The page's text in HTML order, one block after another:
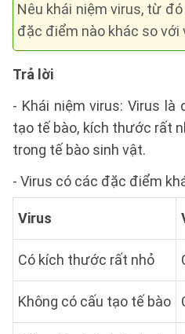
Nêu khái niệm virus, từ
đặc điểm nào khác so với
Trả lời
- Khái niệm virus: Virus là
tạo tế bào, kích thước rất
trong tế bào sinh vật.
- Virus có các đặc điểm
Virus
Có kích thước rất nhỏ
Không có cấu tạo tế bào